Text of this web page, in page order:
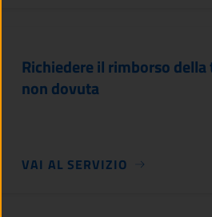
Richiedere il rimborso
non dovuta
VAI AL SERVIZIO